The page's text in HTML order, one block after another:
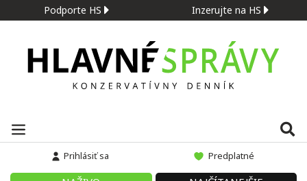
Podporte HS Inzerujte na HS
Prihlásiť sa Predplatné